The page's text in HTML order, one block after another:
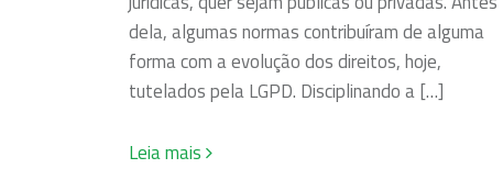
dela, algumas normas contribuíram de alguma
forma com a evolução dos direitos, hoje,
tutelados pela LGPD. Disciplinando a […]
Leia mais